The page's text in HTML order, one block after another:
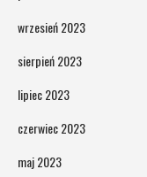
wrzesień 2023
sierpień 2023
lipiec 2023
czerwiec 2023
maj 2023